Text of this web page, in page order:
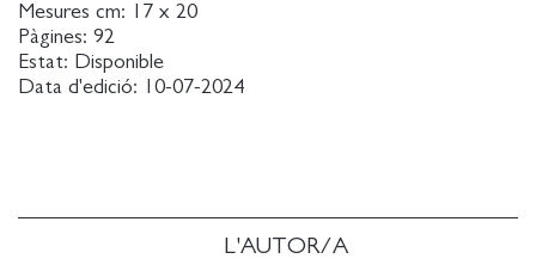
L'AUTOR/A
Mesures cm:
17 x 20
Pàgines: 92
Estat: Disponible
Data d'edició:
10-07-2024